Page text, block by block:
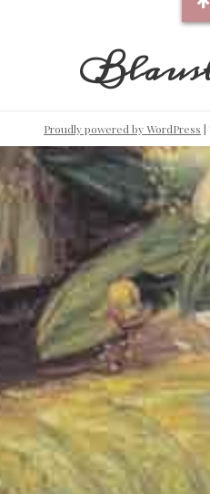
Proudly powered by WordPress |